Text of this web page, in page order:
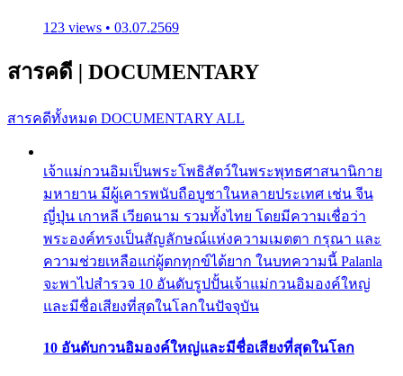
123 views • 03.07.2569
สารคดี | DOCUMENTARY
สารคดีทั้งหมด DOCUMENTARY ALL
เจ้าแม่กวนอิมเป็นพระโพธิสัตว์ในพระพุทธศาสนานิกาย
มหายาน มีผู้เคารพนับถือบูชาในหลายประเทศ เช่น จีน
ญี่ปุ่น เกาหลี เวียดนาม รวมทั้งไทย โดยมีความเชื่อว่า
พระองค์ทรงเป็นสัญลักษณ์แห่งความเมตตา กรุณา และ
ความช่วยเหลือแก่ผู้ตกทุกข์ได้ยาก ในบทความนี้ Palanla
จะพาไปสำรวจ 10 อันดับรูปปั้นเจ้าแม่กวนอิมองค์ใหญ่
และมีชื่อเสียงที่สุดในโลกในปัจจุบัน
10 อันดับกวนอิมองค์ใหญ่และมีชื่อเสียงที่สุดในโลก